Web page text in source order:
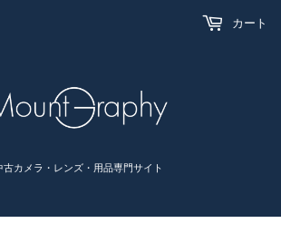
古カメラ・レンズ・用品専門サイト
カート